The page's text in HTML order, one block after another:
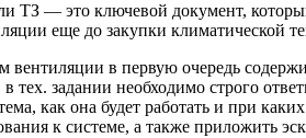
ТЗ — это ключевой документ,
еще до закупки климатической
вентиляции в первую очередь
в тех. задании необходимо строго
как она будет работать и при
к системе, а также приложить